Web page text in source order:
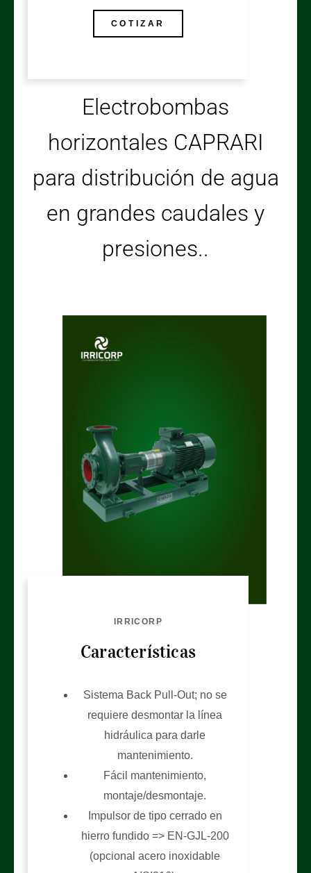
COTIZAR
Electrobombas
horizontales CAPRARI
para distribución de agua
en grandes caudales y
presiones..
IRRICORP
Características
Sistema Back Pull-Out; no se
requiere desmontar la línea
hidráulica para darle
mantenimiento.
Fácil mantenimiento,
montaje/desmontaje.
Impulsor de tipo cerrado en
hierro fundido => EN-GJL-200
(opcional acero inoxidable